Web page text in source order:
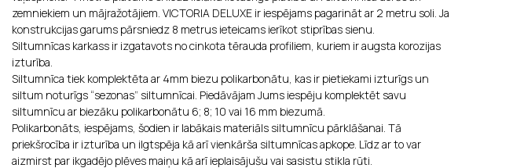
zemniekiem un mājražotājiem. VICTORIA DELUXE ir iespējams pagarināt ar 2 metru soli. Ja
konstrukcijas garums pārsniedz 8 metrus ieteicams ierīkot stiprības sienu.
Siltumnīcas karkass ir izgatavots no cinkota tērauda profiliem, kuriem ir augsta korozijas
izturība.
Siltumnīca tiek komplektēta ar 4mm biezu polikarbonātu, kas ir pietiekami izturīgs un
siltum noturīgs “sezonas” siltumnīcai. Piedāvājam Jums iespēju komplektēt savu
siltumnīcu ar biezāku polikarbonātu 6; 8; 10 vai 16 mm biezumā.
Polikarbonāts, iespējams, šodien ir labākais materiāls siltumnīcu pārklāšanai. Tā
priekšrocība ir izturība un ilgtspēja kā arī vienkārša siltumnīcas apkope. Līdz ar to var
aizmirst par ikgadējo plēves maiņu kā arī ieplaisājušu vai sasistu stikla rūti.